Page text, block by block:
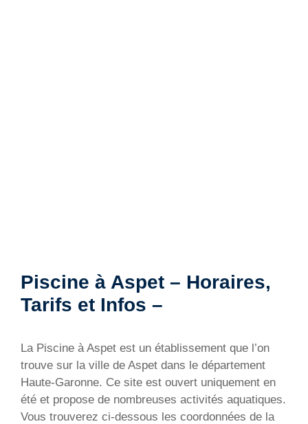
Piscine à Aspet – Horaires,
Tarifs et Infos –
La Piscine à Aspet est un établissement que l’on
trouve sur la ville de Aspet dans le département
Haute-Garonne. Ce site est ouvert uniquement en
été et propose de nombreuses activités aquatiques.
Vous trouverez ci-dessous les coordonnées de la